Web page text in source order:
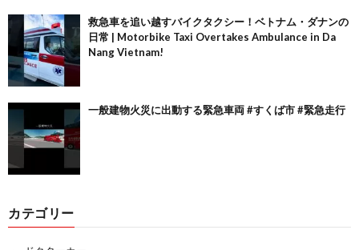
救急車を追い越すバイクタクシー！ベトナム・ダナンの
日常 | Motorbike Taxi Overtakes Ambulance in Da
Nang Vietnam!
一般建物火災に出動する緊急車両 #すくば市 #緊急走行
カテゴリー